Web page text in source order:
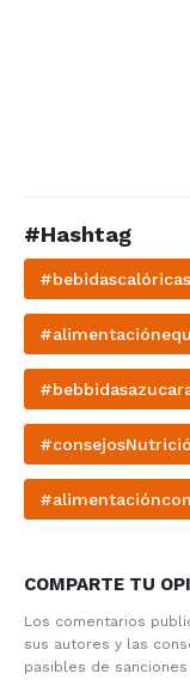
#Hashtag
COMPARTE TU
Los comentarios
sus autores y las
pasibles de